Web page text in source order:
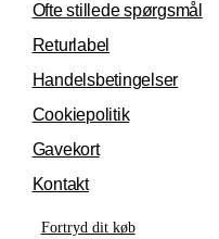
Ofte stillede spørgsmål
Returlabel
Handelsbetingelser
Cookiepolitik
Gavekort
Kontakt
Fortryd dit køb